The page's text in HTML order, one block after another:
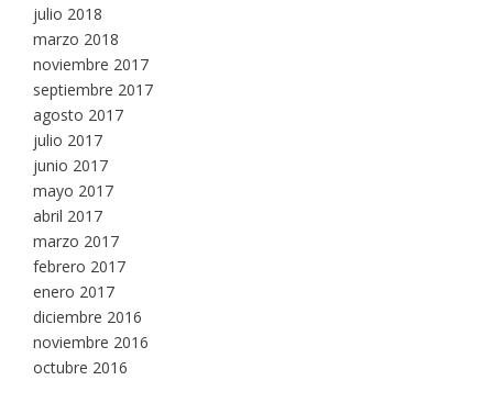
julio 2018
marzo 2018
noviembre 2017
septiembre 2017
agosto 2017
julio 2017
junio 2017
mayo 2017
abril 2017
marzo 2017
febrero 2017
enero 2017
diciembre 2016
noviembre 2016
octubre 2016